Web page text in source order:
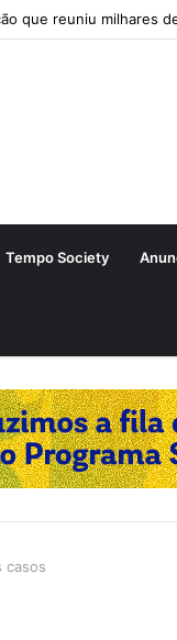
que reuniu milhares
Tempo Society
casos